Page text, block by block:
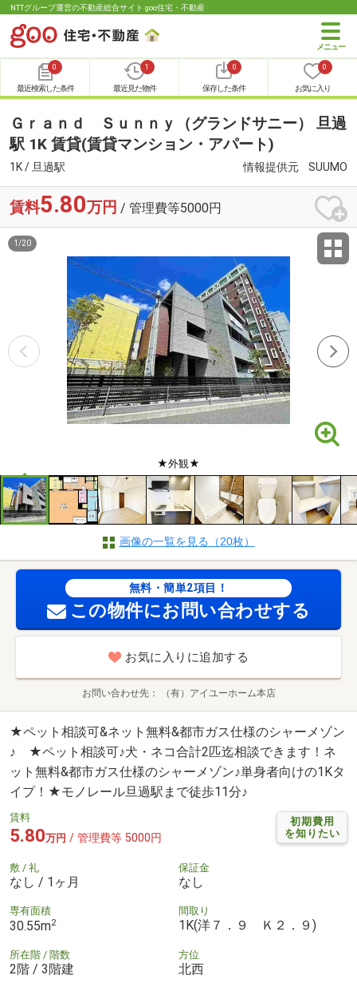
NTTグループ運営の不動産総合サイト goo住宅・不動産
0
最近検索した条件
1
最近見た物件
0
保存した条件
0
お気に入り
Ｇｒａｎｄ Ｓｕｎｎｙ（グランドサニー） 旦過
駅 1K 賃貸(賃貸マンション・アパート)
1K / 旦過駅 情報提供元 SUUMO
賃料5.80万円 / 管理費等5000円
★外観★
1 /20
画像の一覧を見る（20枚）
無料・簡単2項目！
この物件にお問い合わせする
お気に入りに追加する
お問い合わせ先 （有）アイユーホーム本店
★ペット相談可&ネット無料&都市ガス仕様のシャーメゾン
♪ ★ペット相談可♪犬・ネコ合計2匹迄相談できます！ネ
ット無料&都市ガス仕様のシャーメゾン♪単身者向けの1Kタ
イプ！★モノレール旦過駅まで徒歩11分♪
初期費用
を知りたい
賃料
5.80万円 / 管理費等 5000円
敷 / 礼
なし / 1ヶ月
保証金
なし
専有面積
30.55m2
間取り
1K(洋７．９ Ｋ２．９)
所在階 / 階数
2階 / 3階建
方位
北西